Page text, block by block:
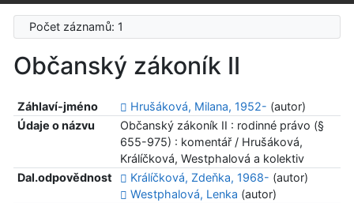
Počet záznamů: 1
Občanský zákoník II
Záhlaví-jméno Hrušáková, Milana, 1952- (autor)
Údaje o názvu
Občanský zákoník II : rodinné právo (§
655-975) : komentář / Hrušáková,
Králíčková, Westphalová a kolektiv
Dal.odpovědnost
Králíčková, Zdeňka, 1968- (autor)
Westphalová, Lenka (autor)